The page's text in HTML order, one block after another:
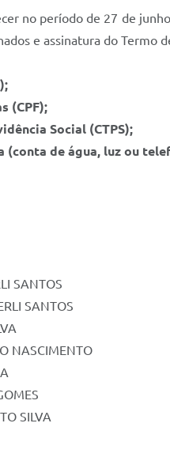
no período de 27 de
e assinatura do Termo
(CPF);
Social (CTPS);
(conta de água, luz ou
SANTOS
SANTOS
NASCIMENTO
SILVA